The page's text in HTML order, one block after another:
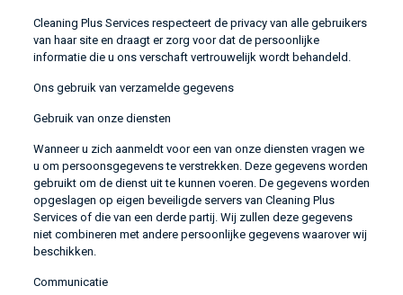
Cleaning Plus Services respecteert de privacy van alle gebruikers
van haar site en draagt er zorg voor dat de persoonlijke
informatie die u ons verschaft vertrouwelijk wordt behandeld.
Ons gebruik van verzamelde gegevens
Gebruik van onze diensten
Wanneer u zich aanmeldt voor een van onze diensten vragen we
u om persoonsgegevens te verstrekken. Deze gegevens worden
gebruikt om de dienst uit te kunnen voeren. De gegevens worden
opgeslagen op eigen beveiligde servers van Cleaning Plus
Services of die van een derde partij. Wij zullen deze gegevens
niet combineren met andere persoonlijke gegevens waarover wij
beschikken.
Communicatie